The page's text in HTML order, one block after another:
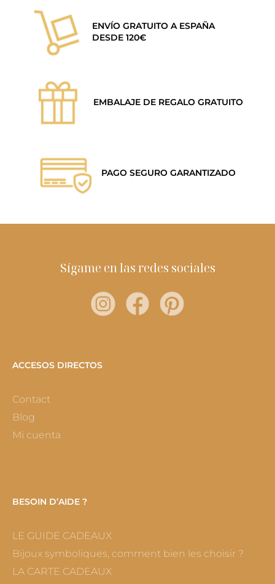
ENVÍO GRATUITO A ESPAÑA
DESDE 120€
EMBALAJE DE REGALO GRATUITO
PAGO SEGURO GARANTIZADO
Sígame en las redes sociales
ACCESOS DIRECTOS
Contact
Blog
Mi cuenta
BESOIN D’AIDE ?
LE GUIDE CADEAUX
Bijoux symboliques, comment bien les choisir ?
LA CARTE CADEAUX